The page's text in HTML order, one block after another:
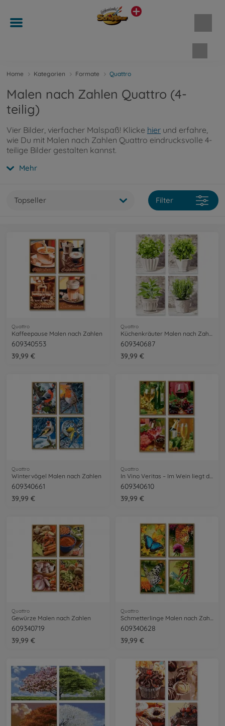
Home Kategorien Formate Quattro
Malen nach Zahlen Quattro (4-
teilig)
Vier Bilder, vierfacher Malspaß! Klicke hier und erfahre,
wie Du mit Malen nach Zahlen Quattro eindrucksvolle 4-
teilige Bilder gestalten kannst.
Mehr
Topseller Filter
Quattro
Kaffeepause Malen nach Zahlen
609340553
39,99 €
Quattro
Küchenkräuter Malen nach Zahlen
609340687
39,99 €
Quattro
Wintervögel Malen nach Zahlen
609340661
39,99 €
Quattro
609340610
39,99 €
Quattro
Gewürze Malen nach Zahlen
609340719
39,99 €
Quattro
Schmetterlinge Malen nach Zahlen
609340628
39,99 €